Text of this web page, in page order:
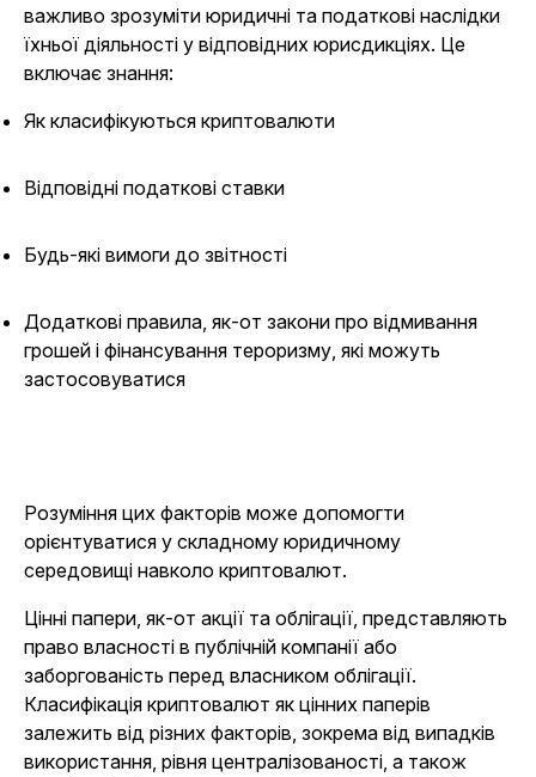
важливо зрозуміти юридичні та податкові наслідки
їхньої діяльності у відповідних юрисдикціях. Це
включає знання:
Як класифікуються криптовалюти
Відповідні податкові ставки
Будь-які вимоги до звітності
Додаткові правила, як-от закони про відмивання
грошей і фінансування тероризму, які можуть
застосовуватися
Розуміння цих факторів може допомогти
орієнтуватися у складному юридичному
середовищі навколо криптовалют.
Цінні папери, як-от акції та облігації, представляють
право власності в публічній компанії або
заборгованість перед власником облігації.
Класифікація криптовалют як цінних паперів
залежить від різних факторів, зокрема від випадків
використання, рівня централізованості, а також